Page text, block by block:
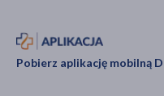
Pobierz aplikację mobilną